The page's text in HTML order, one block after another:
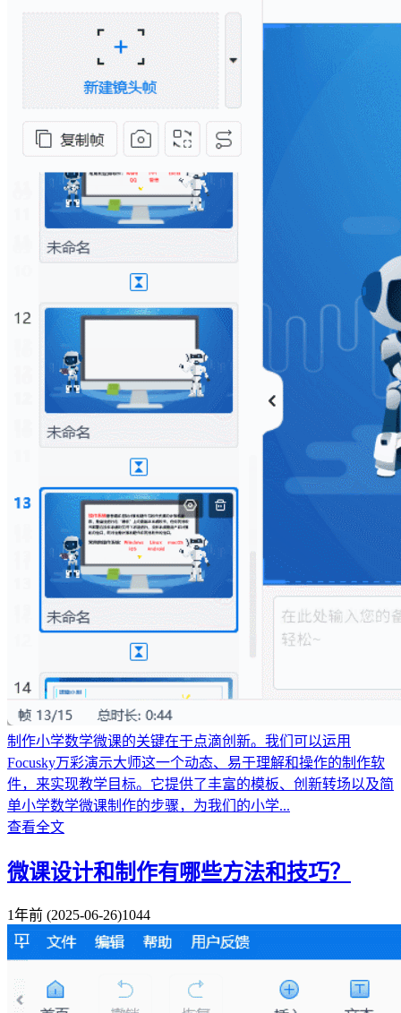
制作小学数学微课的关键在于点滴创新。我们可以运用
Focusky万彩演示大师这一个动态、易于理解和操作的制作软
件，来实现教学目标。它提供了丰富的模板、创新转场以及简
单小学数学微课制作的步骤，为我们的小学...
查看全文
微课设计和制作有哪些方法和技巧？
1年前 (2025-06-26)1044